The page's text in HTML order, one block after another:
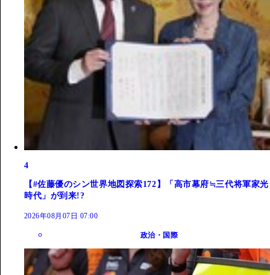
4
【#佐藤優のシン世界地図探索172】「高市幕府≒三代将軍家光
時代」が到来!?
2026年08月07日 07:00
政治・国際